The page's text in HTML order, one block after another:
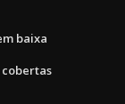
baixa